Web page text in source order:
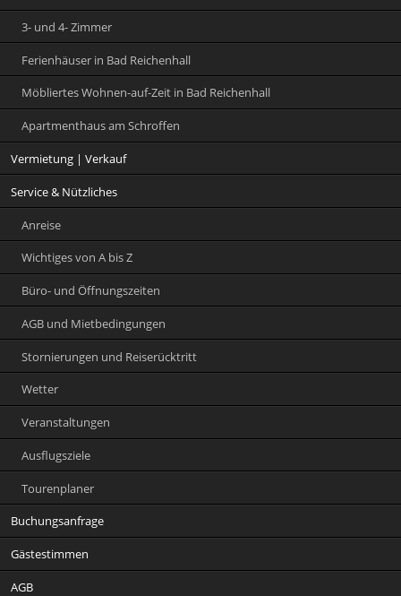
3- und 4- Zimmer
Ferienhäuser in Bad Reichenhall
Möbliertes Wohnen-auf-Zeit in Bad Reichenhall
Apartmenthaus am Schroffen
Vermietung | Verkauf
Service & Nützliches
Anreise
Wichtiges von A bis Z
Büro- und Öffnungszeiten
AGB und Mietbedingungen
Stornierungen und Reiserücktritt
Wetter
Veranstaltungen
Ausflugsziele
Tourenplaner
Buchungsanfrage
Gästestimmen
AGB